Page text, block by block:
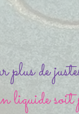
de
liquide